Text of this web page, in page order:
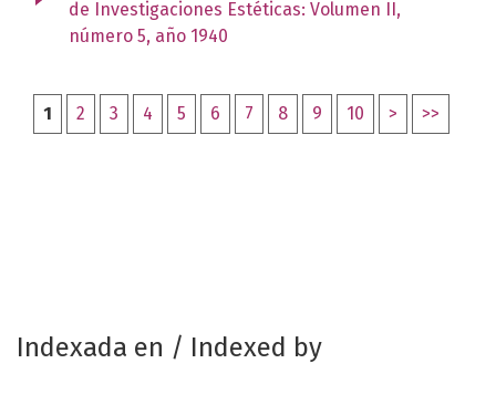
de Investigaciones Estéticas: Volumen II,
número 5, año 1940
1 2 3 4 5 6 7 8 9 10 > >>
Indexada en / Indexed by